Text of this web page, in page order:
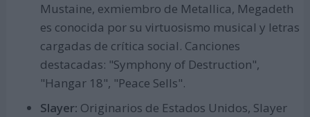
Mustaine, exmiembro de Metallica, Megadeth
es conocida por su virtuosismo musical y letras
cargadas de crítica social. Canciones
destacadas: "Symphony of Destruction",
"Hangar 18", "Peace Sells".
Slayer: Originarios de Estados Unidos, Slayer